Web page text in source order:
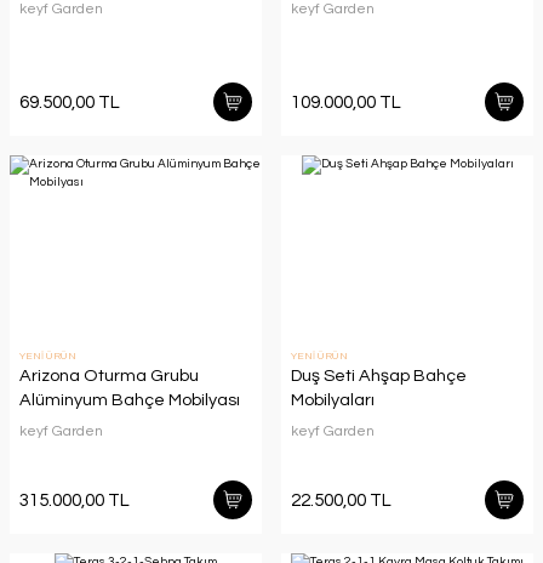
keyf Garden
69.500,00 TL
keyf Garden
109.000,00 TL
YENİ ÜRÜN
Arizona Oturma Grubu
Alüminyum Bahçe Mobilyası
keyf Garden
315.000,00 TL
YENİ ÜRÜN
Duş Seti Ahşap Bahçe
Mobilyaları
keyf Garden
22.500,00 TL